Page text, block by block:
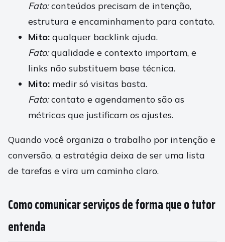
Fato:conteúdos precisam de intenção,
estrutura e encaminhamento para contato.
Mito: qualquer backlink ajuda.
Fato:qualidade e contexto importam, e
links não substituem base técnica.
Mito: medir só visitas basta.
Fato:contato e agendamento são as
métricas que justificam os ajustes.
Quando você organiza o trabalho por intenção e
conversão, a estratégia deixa de ser uma lista
de tarefas e vira um caminho claro.
Como comunicar serviços de forma que o tutor
entenda